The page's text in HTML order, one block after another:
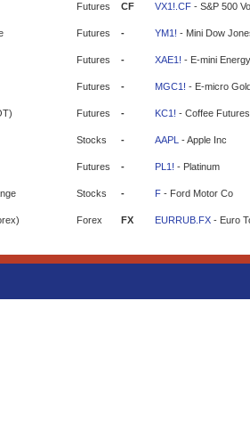
Futures CF VX1!.CF - S&P 500
Futures - YM1! - Mini Dow
Futures - XAE1! - E-mini
Futures - MGC1! - E-micro
Futures - KC1! - Coffee Futures
Stocks - AAPL - Apple Inc
Futures - PL1! - Platinum
Stocks - F - Ford Motor Co
Forex FX EURRUB.FX - Euro